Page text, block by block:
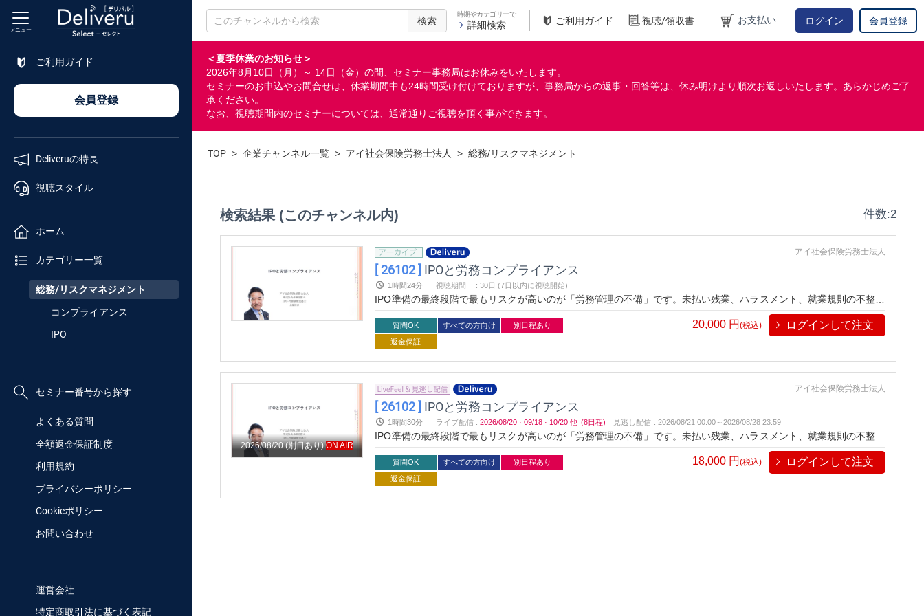
検索
時期やカテゴリーで
詳細検索 ご利用ガイド 視聴/領収書 お支払い ログイン 会員登録
＜夏季休業のお知らせ＞
2026年8月10日（月）～ 14日（金）の間、セミナー事務局はお休みをいたします。
セミナーのお申込やお問合せは、休業期間中も24時間受け付けておりますが、事務局からの返事・回答等は、休み明けより順次お返しいたします。あらかじめご了
承ください。
なお、視聴期間内のセミナーについては、通常通りご視聴を頂く事ができます。
メニュー
ご利用ガイド
会員登録
Deliveruの特長
視聴スタイル
ホーム
カテゴリー一覧
総務/リスクマネジメント
コンプライアンス
IPO
セミナー番号から探す
よくある質問
全額返金保証制度
利用規約
プライバシーポリシー
Cookieポリシー
お問い合わせ
運営会社
特定商取引法に基づく表記
セミナー
番号検索
TOP > 企業チャンネル一覧 > アイ社会保険労務士法人 > 総務/リスクマネジメント
検索結果 (このチャンネル内) 件数:2
アイ社会保険労務士法人
[ 26102 ] IPOと労務コンプライアンス
1時間24分 視聴期間 : 30日 (7日以内に視聴開始)
IPO準備の最終段階で最もリスクが高いのが「労務管理の不備」です。未払い残業、ハラスメント、就業規則の不整備
など、上場審査で指摘されるポイントを具体的に解説。実務対応とリスク回避策を学び、安心してIPO審査を突破する
ための実践的セミナーです。
質問OK すべての方向け
別日程あり
返金保証
20,000 円(税込) ログインして注文
2026/08/20 (別日あり) ON AIR
アイ社会保険労務士法人
[ 26102 ] IPOと労務コンプライアンス
1時間30分 ライブ配信 : 2026/08/20 · 09/18 · 10/20 他 (8日程) 見逃し配信 : 2026/08/21 00:00～2026/08/28 23:59
IPO準備の最終段階で最もリスクが高いのが「労務管理の不備」です。未払い残業、ハラスメント、就業規則の不整備
など、上場審査で指摘されるポイントを具体的に解説。実務対応とリスク回避策を学び、安心してIPO審査を突破する
ための実践的セミナーです。
質問OK すべての方向け
別日程あり
返金保証
18,000 円(税込) ログインして注文